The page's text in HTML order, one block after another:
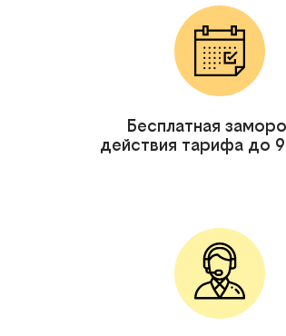
Бесплатная
действия тарифа до